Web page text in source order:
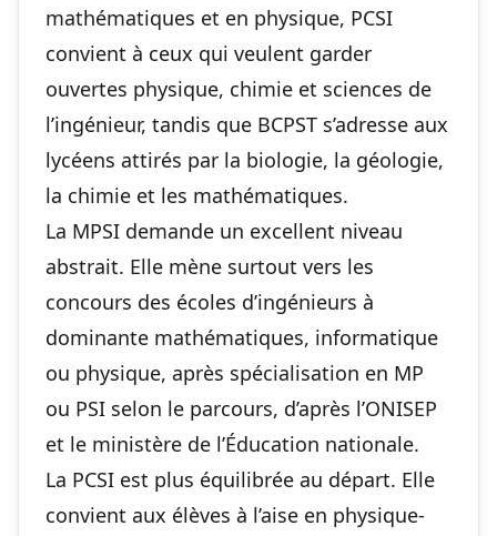
mathématiques et en physique, PCSI
convient à ceux qui veulent garder
ouvertes physique, chimie et sciences de
l’ingénieur, tandis que BCPST s’adresse aux
lycéens attirés par la biologie, la géologie,
la chimie et les mathématiques.
La MPSI demande un excellent niveau
abstrait. Elle mène surtout vers les
concours des écoles d’ingénieurs à
dominante mathématiques, informatique
ou physique, après spécialisation en MP
ou PSI selon le parcours, d’après l’ONISEP
et le ministère de l’Éducation nationale.
La PCSI est plus équilibrée au départ. Elle
convient aux élèves à l’aise en physique-